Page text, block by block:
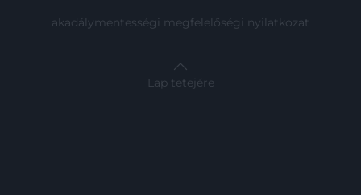
akadálymentességi megfelelőségi nyilatkozat
Lap tetejére